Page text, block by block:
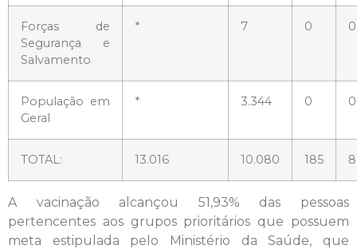
Forças de
Segurança e
Salvamento
* 7 0 0
População em
Geral
* 3.344 0 0
TOTAL: 13.016 10.080 185
A vacinação alcançou 51,93% das pessoas
pertencentes aos grupos prioritários que possuem
meta estipulada pelo Ministério da Saúde, que